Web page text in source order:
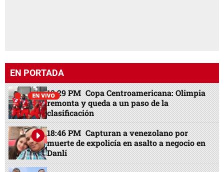
EN PORTADA
13:29 PM Copa Centroamericana: Olimpia
remonta y queda a un paso de la
clasificación
18:46 PM Capturan a venezolano por
muerte de expolicía en asalto a negocio en
Danlí